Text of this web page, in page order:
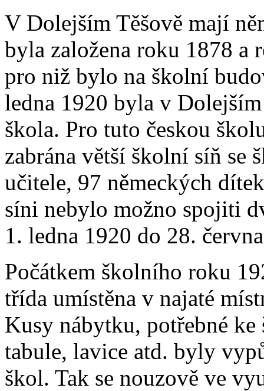
V Dolejším Těšově mají
byla založena roku 1878 a
pro niž bylo na školní
ledna 1920 byla v
škola. Pro tuto českou
zabrána větší školní síň se
učitele, 97 německých
síni nebylo možno spojiti
1. ledna 1920 do 28.
Počátkem školního roku
třída umístěna v najaté
Kusy nábytku, potřebné
tabule, lavice atd. byly
škol. Tak se nouzově ve